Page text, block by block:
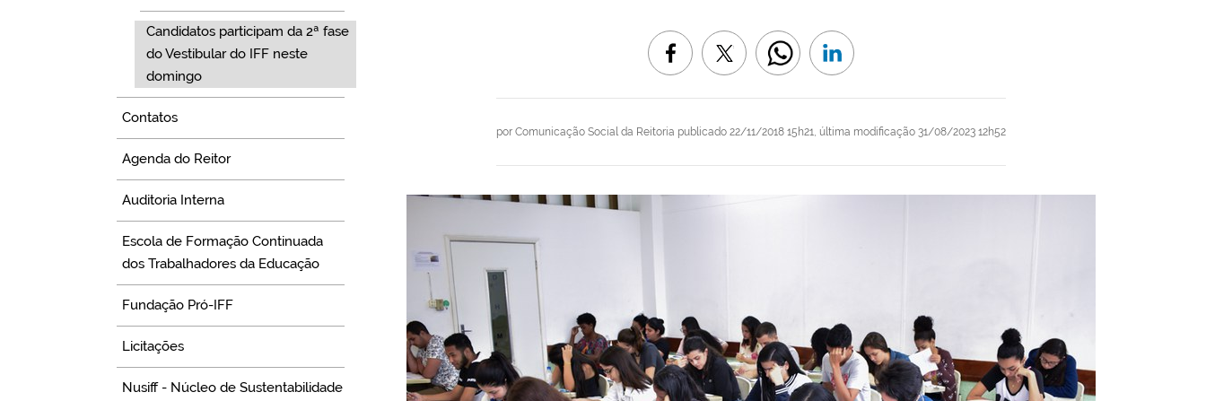
Candidatos participam da 2ª fase
do Vestibular do IFF neste
domingo
Contatos
Agenda do Reitor
Auditoria Interna
Escola de Formação Continuada
dos Trabalhadores da Educação
Fundação Pró-IFF
Licitações
Nusiff - Núcleo de Sustentabilidade
por Comunicação Social da Reitoria publicado 22/11/2018 15h21, última modificação 31/08/2023 12h52